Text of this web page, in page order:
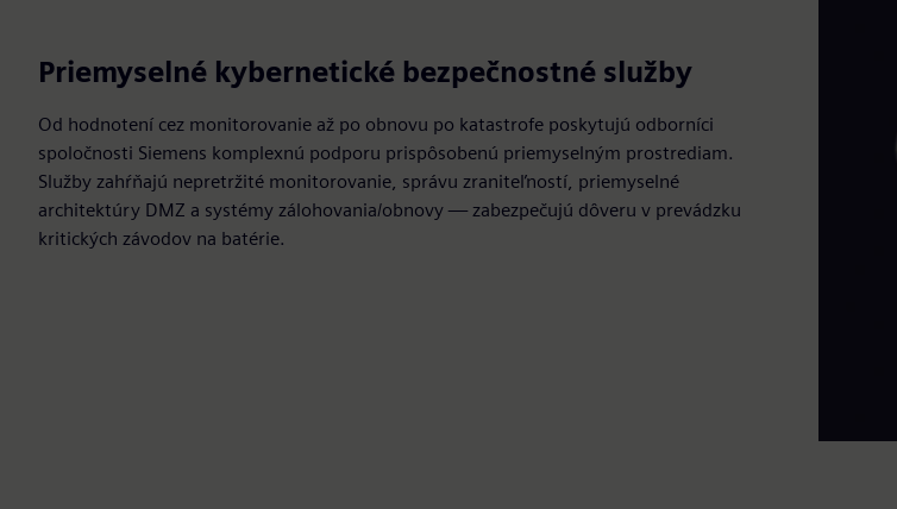
Priemyselné kybernetické bezpečnostné služby
Od hodnotení cez monitorovanie až po obnovu po katastrofe poskytujú odborníci
spoločnosti Siemens komplexnú podporu prispôsobenú priemyselným prostrediam.
Služby zahŕňajú nepretržité monitorovanie, správu zraniteľností, priemyselné
architektúry DMZ a systémy zálohovania/obnovy — zabezpečujú dôveru v prevádzku
kritických závodov na batérie.